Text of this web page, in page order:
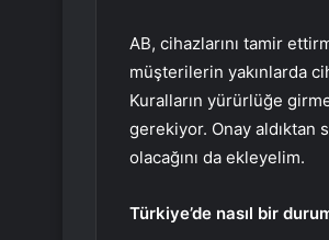
AB, cihazlarını tamir
müşterilerin yakınlarda
Kuralların yürürlüğe
gerekiyor. Onay aldıktan
olacağını da ekleyelim.
Türkiye’de nasıl bir